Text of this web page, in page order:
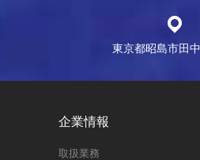
東京都昭島市田
企業情報
取扱業務